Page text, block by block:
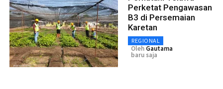
Perketat Pengawasan
B3 di Persemaian
Karetan
REGIONAL
Oleh Gautama
baru saja